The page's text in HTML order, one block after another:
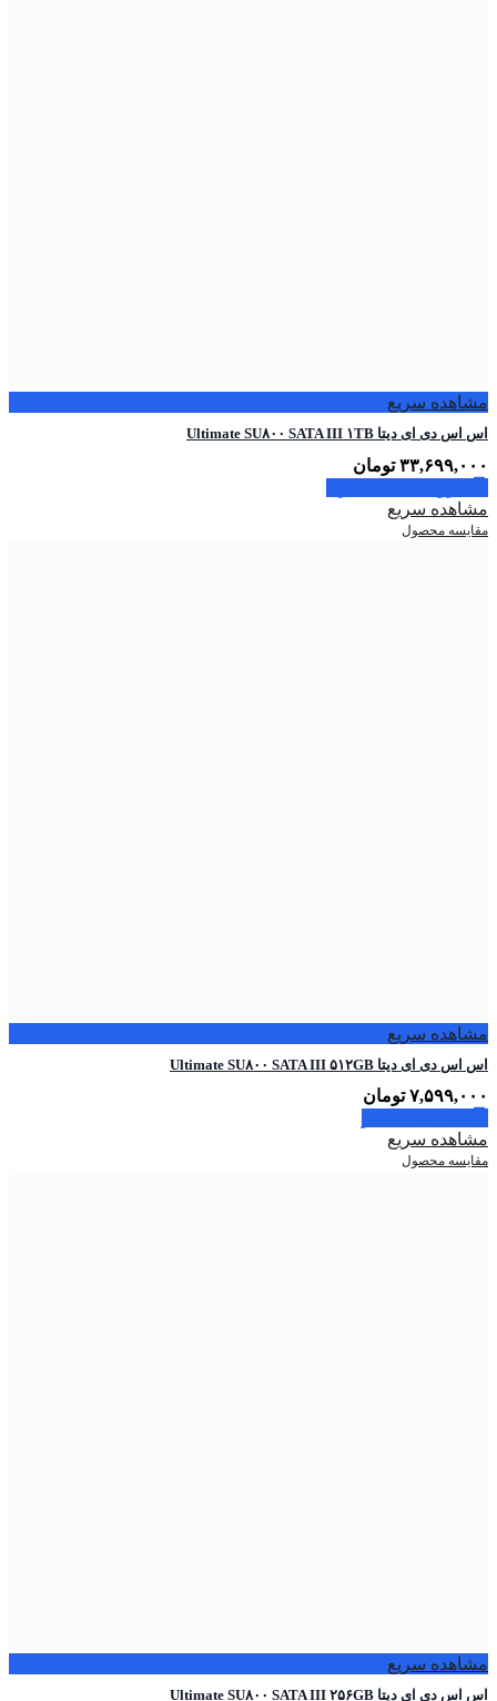
مشاهده سریع
اس اس دی ای دیتا Ultimate SU۸۰۰ SATA III ۱TB
۳۳,۶۹۹,۰۰۰ تومان
مشاهده سریع
مقایسه محصول
مشاهده سریع
اس اس دی ای دیتا Ultimate SU۸۰۰ SATA III ۵۱۲GB
۷,۵۹۹,۰۰۰ تومان
مشاهده سریع
مقایسه محصول
مشاهده سریع
اس اس دی ای دیتا Ultimate SU۸۰۰ SATA III ۲۵۶GB